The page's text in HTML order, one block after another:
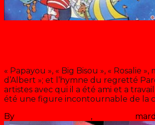
« Papayou », « Big Bisou », « Rosalie
d’Albert »; et l’hymne du regretté
artistes avec qui il a été ami et a
été une figure incontournable de la
By
,